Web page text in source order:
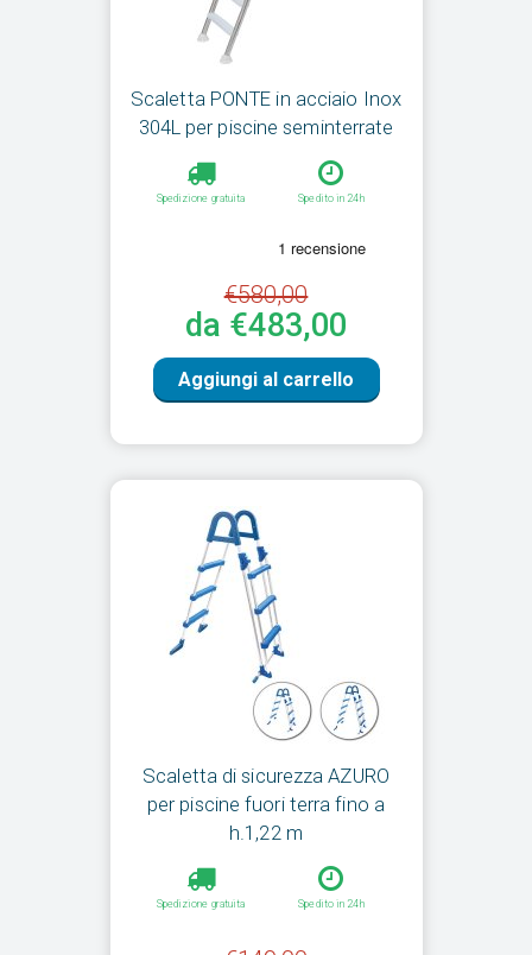
Scaletta PONTE in acciaio Inox
304L per piscine seminterrate
Spedizione gratuita Spedito in 24h
€580,00
da €483,00
Aggiungi al carrello
Scaletta di sicurezza AZURO
per piscine fuori terra fino a
h.1,22 m
Spedizione gratuita Spedito in 24h